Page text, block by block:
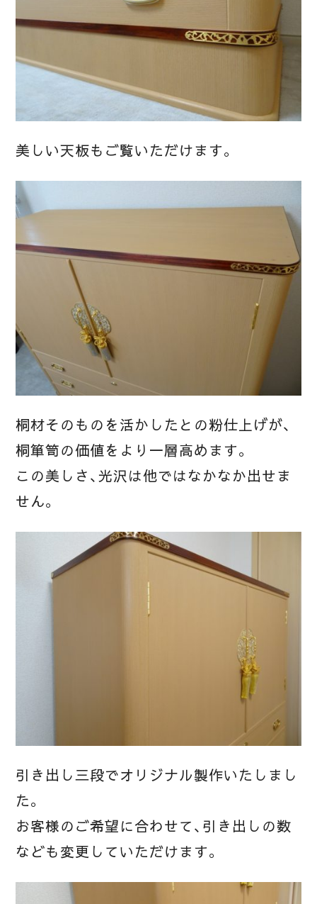
美しい天板もご覧いただけます。
桐材そのものを活かしたとの粉仕上げが、
桐箪笥の価値をより一層高めます。
この美しさ、光沢は他ではなかなか出せま
せん。
引き出し三段でオリジナル製作いたしまし
た。
お客様のご希望に合わせて、引き出しの数
なども変更していただけます。